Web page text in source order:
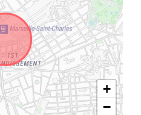
+
−